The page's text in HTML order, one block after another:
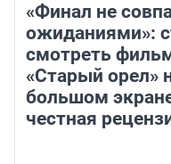
«Финал не
ожиданиями»:
смотреть
«Старый орел»
большом
честная